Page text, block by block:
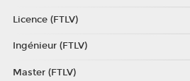
Licence (FTLV)
Ingénieur (FTLV)
Master (FTLV)